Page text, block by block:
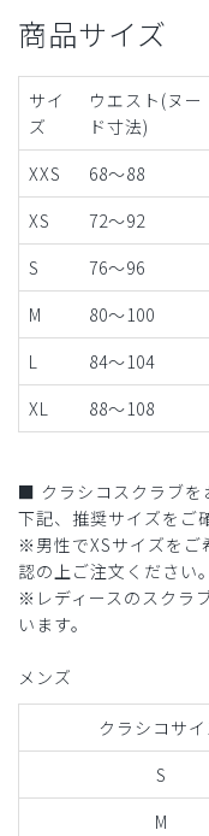
商品サイズ
サイ
ズ
ウエスト(ヌー
ド寸法)
XXS 68～88
XS
72～92
S
76～96
M
80～100
L
84～104
XL
88～108
■ クラシコスクラブを
下記、推奨サイズをご
※男性でXSサイズをご
認の上ご注文ください。
※レディースのスクラ
います。
メンズ
クラシコサイ
S
M